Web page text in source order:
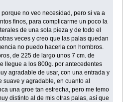
no veo necesidad, pero si va a
finos, para complicarme un poco la
de una sola pieza y de todo el
veces y creo que las palas quedan
no puedo hacerla con hombros.
de 225 de largo unos 7 cm. de
llegue a los 800g. por antecedentes
agradable de usar, con una entrada y
suave y agradable, en cuanto al
una groe tan estrecha, pero me temo
distinto al de mis otras palas, así que